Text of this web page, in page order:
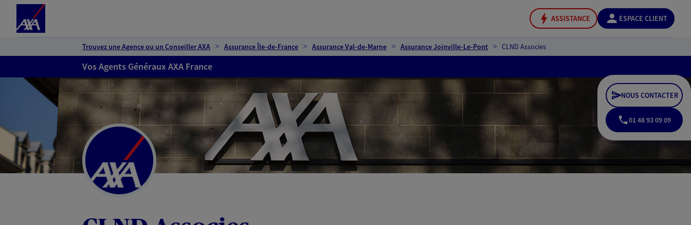
ASSISTANCE ESPACE CLIENT
Trouvez une Agence ou un Conseiller AXA Assurance Île-de-France Assurance Val-de-Marne Assurance Joinville-Le-Pont CLND Associes
Vos Agents Généraux AXA France
NOUS CONTACTER
01 48 93 09 09